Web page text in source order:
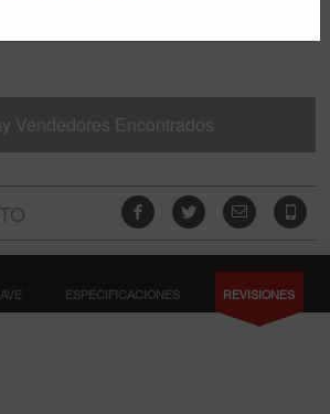
Vendedores Encontrados
ESPECIFICACIONES REVISIONES